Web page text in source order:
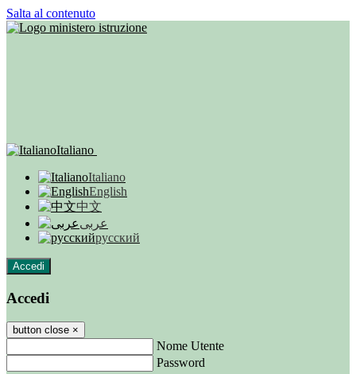
Salta al contenuto
Italiano
Italiano
English
中文
عربى
русский
Accedi
Accedi
button close ×
Nome Utente
Password